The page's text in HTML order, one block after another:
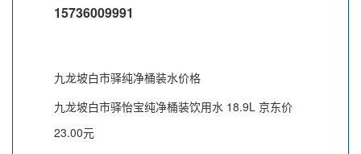
15736009991
九龙坡白市驿纯净桶装水价格
九龙坡白市驿怡宝纯净桶装饮用水 18.9L 京东价
23.00元